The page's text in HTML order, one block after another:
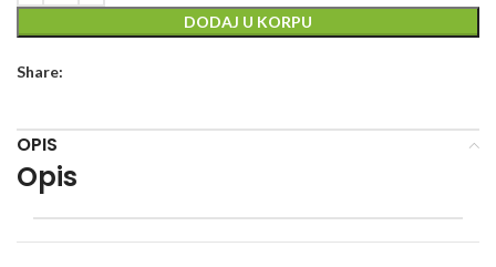
DODAJ U KORPU
Share:
OPIS
Opis